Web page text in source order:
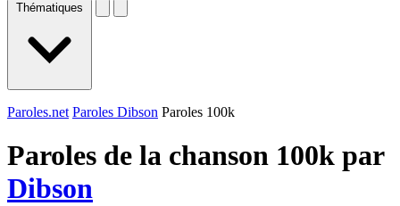
Thématiques
Paroles.net Paroles Dibson Paroles 100k
Paroles de la chanson 100k par
Dibson